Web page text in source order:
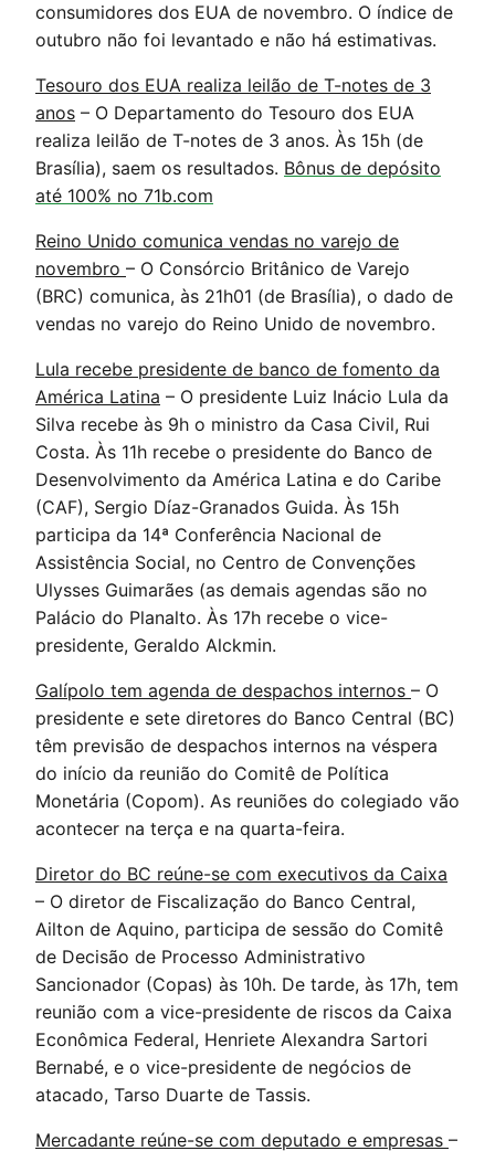
consumidores dos EUA de novembro. O índice de
outubro não foi levantado e não há estimativas.
Tesouro dos EUA realiza leilão de T-notes de 3
anos – O Departamento do Tesouro dos EUA
realiza leilão de T-notes de 3 anos. Às 15h (de
Brasília), saem os resultados. Bônus de depósito
até 100% no 71b.com
Reino Unido comunica vendas no varejo de
novembro – O Consórcio Britânico de Varejo
(BRC) comunica, às 21h01 (de Brasília), o dado de
vendas no varejo do Reino Unido de novembro.
Lula recebe presidente de banco de fomento da
América Latina – O presidente Luiz Inácio Lula da
Silva recebe às 9h o ministro da Casa Civil, Rui
Costa. Às 11h recebe o presidente do Banco de
Desenvolvimento da América Latina e do Caribe
(CAF), Sergio Díaz-Granados Guida. Às 15h
participa da 14ª Conferência Nacional de
Assistência Social, no Centro de Convenções
Ulysses Guimarães (as demais agendas são no
Palácio do Planalto. Às 17h recebe o vice-
presidente, Geraldo Alckmin.
Galípolo tem agenda de despachos internos – O
presidente e sete diretores do Banco Central (BC)
têm previsão de despachos internos na véspera
do início da reunião do Comitê de Política
Monetária (Copom). As reuniões do colegiado vão
acontecer na terça e na quarta-feira.
Diretor do BC reúne-se com executivos da Caixa
– O diretor de Fiscalização do Banco Central,
Ailton de Aquino, participa de sessão do Comitê
de Decisão de Processo Administrativo
Sancionador (Copas) às 10h. De tarde, às 17h, tem
reunião com a vice-presidente de riscos da Caixa
Econômica Federal, Henriete Alexandra Sartori
Bernabé, e o vice-presidente de negócios de
atacado, Tarso Duarte de Tassis.
Mercadante reúne-se com deputado e empresas –